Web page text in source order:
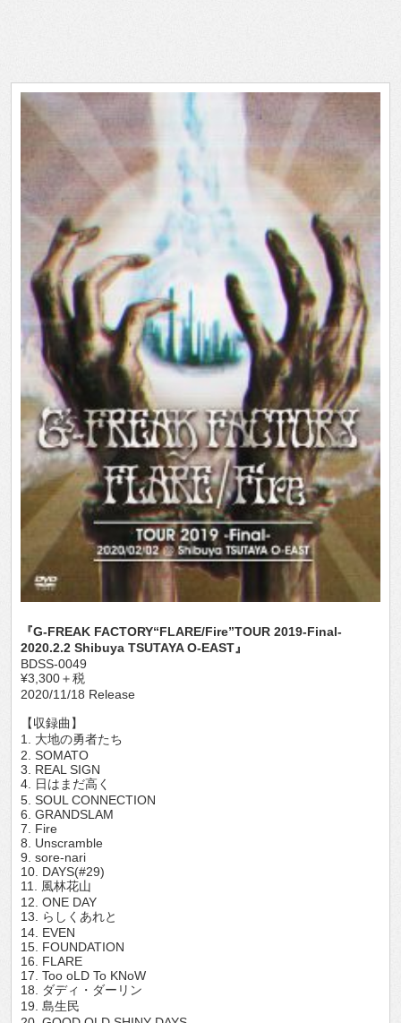
『G-FREAK FACTORY“FLARE/Fire”TOUR 2019-Final-
2020.2.2 Shibuya TSUTAYA O-EAST』
BDSS-0049
¥3,300＋税
2020/11/18 Release
【収録曲】
1. 大地の勇者たち
2. SOMATO
3. REAL SIGN
4. 日はまだ高く
5. SOUL CONNECTION
6. GRANDSLAM
7. Fire
8. Unscramble
9. sore-nari
10. DAYS(#29)
11. 風林花山
12. ONE DAY
13. らしくあれと
14. EVEN
15. FOUNDATION
16. FLARE
17. Too oLD To KNoW
18. ダディ・ダーリン
19. 島生民